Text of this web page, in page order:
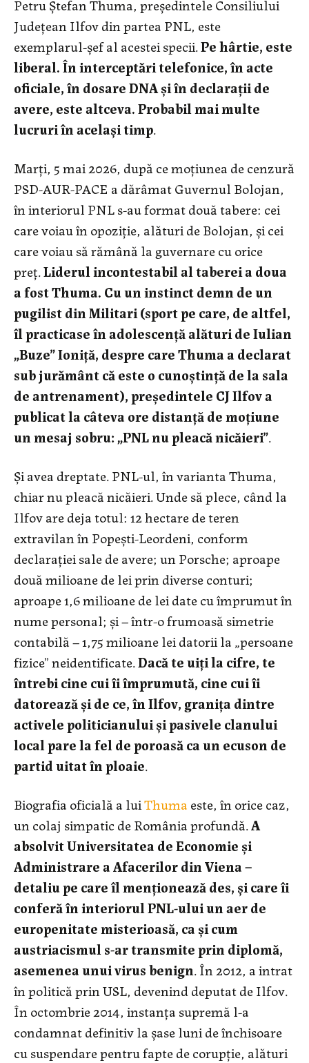
Petru Ștefan Thuma, președintele Consiliului
Județean Ilfov din partea PNL, este
exemplarul-șef al acestei specii.Pe hârtie, este
liberal. În interceptări telefonice, în acte
oficiale, în dosare DNA și în declarații de
avere, este altceva. Probabil mai multe
lucruri în același timp.
Marți, 5 mai 2026, după ce moțiunea de cenzură
PSD-AUR-PACE a dărâmat Guvernul Bolojan,
în interiorul PNL s-au format două tabere: cei
care voiau în opoziție, alături de Bolojan, și cei
care voiau să rămână la guvernare cu orice
preț.Liderul incontestabil al taberei a doua
a fost Thuma. Cu un instinct demn de un
pugilist din Militari (sport pe care, de altfel,
îl practicase în adolescență alături de Iulian
„Buze” Ioniță, despre care Thuma a declarat
sub jurământ că este o cunoștință de la sala
de antrenament), președintele CJ Ilfov a
publicat la câteva ore distanță de moțiune
un mesaj sobru: „PNL nu pleacă nicăieri”.
Și avea dreptate. PNL-ul, în varianta Thuma,
chiar nu pleacă nicăieri. Unde să plece, când la
Ilfov are deja totul: 12 hectare de teren
extravilan în Popești-Leordeni, conform
declarației sale de avere; un Porsche; aproape
două milioane de lei prin diverse conturi;
aproape 1,6 milioane de lei date cu împrumut în
nume personal; și – într-o frumoasă simetrie
contabilă – 1,75 milioane lei datorii la „persoane
fizice” neidentificate.Dacă te uiți la cifre, te
întrebi cine cui îi împrumută, cine cui îi
datorează și de ce, în Ilfov, granița dintre
activele politicianului și pasivele clanului
local pare la fel de poroasă ca un ecuson de
partid uitat în ploaie.
Biografia oficială a luiThuma este, în orice caz,
un colaj simpatic de România profundă.A
absolvit Universitatea de Economie și
Administrare a Afacerilor din Viena –
detaliu pe care îl menționează des, și care îi
conferă în interiorul PNL-ului un aer de
europenitate misterioasă, ca și cum
austriacismul s-ar transmite prin diplomă,
asemenea unui virus benign. În 2012, a intrat
în politică prin USL, devenind deputat de Ilfov.
În octombrie 2014, instanța supremă l-a
condamnat definitiv la șase luni de închisoare
cu suspendare pentru fapte de corupție, alături